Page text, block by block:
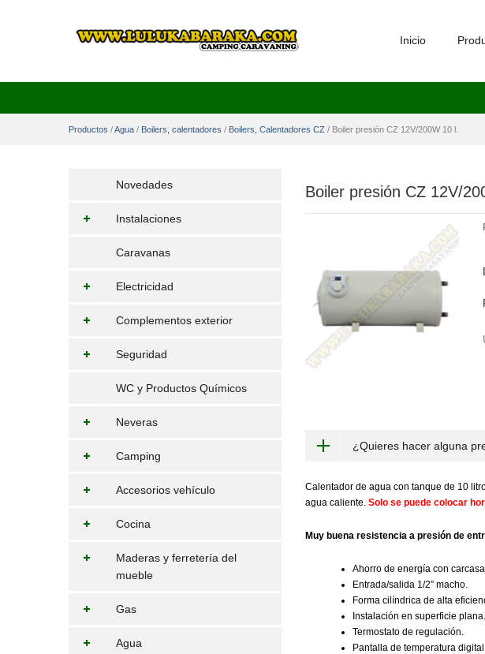
Inicio
Productos /Agua / Boilers, calentadores / Boilers, Calentadores CZ / Boiler presión CZ 12V/200W 10 l.
Novedades
Instalaciones
Caravanas
Electricidad
Complementos exterior
Seguridad
WC y Productos Químicos
Neveras
Camping
Accesorios vehículo
Cocina
Maderas y ferretería del
mueble
Gas
Agua
Boiler presión CZ 12V/
¿Quieres hacer alguna
Calentador de agua con tanque de 10
agua caliente. Solo se puede colocar
Muy buena resistencia a presión de
Ahorro de energía con
Entrada/salida 1/2” macho.
Forma cilíndrica de alta
Instalación en superficie plana.
Termostato de regulación.
Pantalla de temperatura